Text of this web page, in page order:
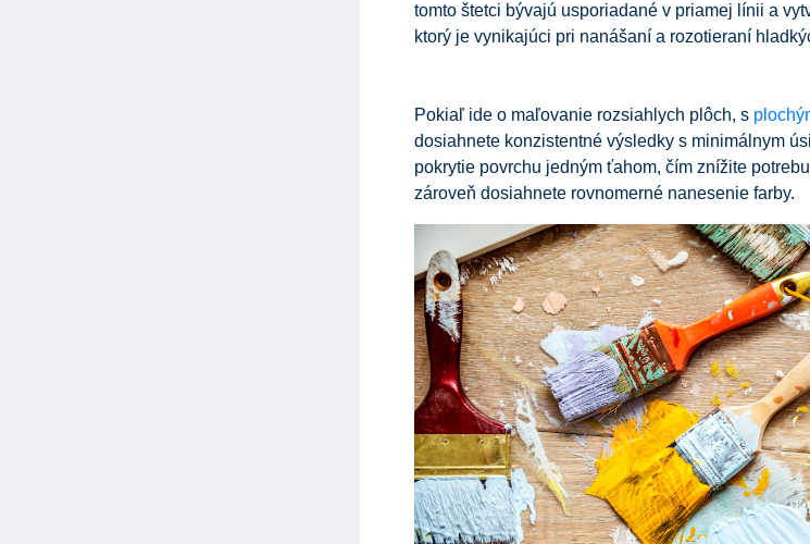
tomto štetci bývajú usporiadané v priamej línii a
ktorý je vynikajúci pri nanášaní a rozotieraní
Pokiaľ ide o maľovanie rozsiahlych plôch, s
dosiahnete konzistentné výsledky s minimálnym
pokrytie povrchu jedným ťahom, čím znížite
zároveň dosiahnete rovnomerné nanesenie farby.